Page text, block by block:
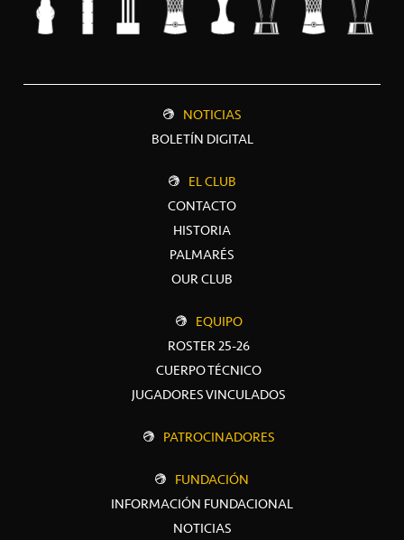
NOTICIAS
BOLETÍN DIGITAL
EL CLUB
CONTACTO
HISTORIA
PALMARÉS
OUR CLUB
EQUIPO
ROSTER 25-26
CUERPO TÉCNICO
JUGADORES VINCULADOS
PATROCINADORES
FUNDACIÓN
INFORMACIÓN FUNDACIONAL
NOTICIAS